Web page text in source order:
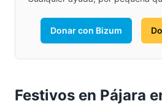
Donar con Bizum
Festivos en Pájara